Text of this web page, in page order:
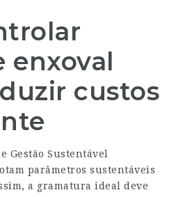
enxoval
custos
Gestão Sustentável
parâmetros sustentáveis
a gramatura ideal deve